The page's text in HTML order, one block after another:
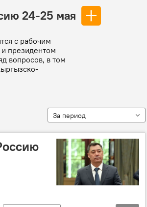
24-25 мая
с рабочим
президентом
вопросов, в том
За период